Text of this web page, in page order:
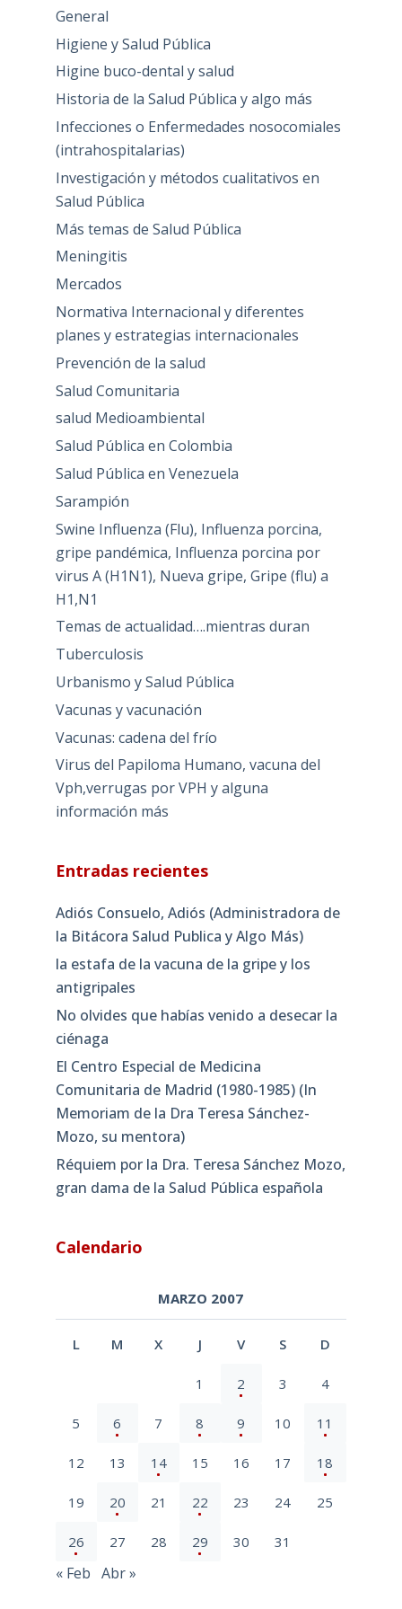
General
Higiene y Salud Pública
Higine buco-dental y salud
Historia de la Salud Pública y algo más
Infecciones o Enfermedades nosocomiales
(intrahospitalarias)
Investigación y métodos cualitativos en
Salud Pública
Más temas de Salud Pública
Meningitis
Mercados
Normativa Internacional y diferentes
planes y estrategias internacionales
Prevención de la salud
Salud Comunitaria
salud Medioambiental
Salud Pública en Colombia
Salud Pública en Venezuela
Sarampión
Swine Influenza (Flu), Influenza porcina,
gripe pandémica, Influenza porcina por
virus A (H1N1), Nueva gripe, Gripe (flu) a
H1,N1
Temas de actualidad….mientras duran
Tuberculosis
Urbanismo y Salud Pública
Vacunas y vacunación
Vacunas: cadena del frío
Virus del Papiloma Humano, vacuna del
Vph,verrugas por VPH y alguna
información más
Entradas recientes
Adiós Consuelo, Adiós (Administradora de
la Bitácora Salud Publica y Algo Más)
la estafa de la vacuna de la gripe y los
antigripales
No olvides que habías venido a desecar la
ciénaga
El Centro Especial de Medicina
Comunitaria de Madrid (1980-1985) (In
Memoriam de la Dra Teresa Sánchez-
Mozo, su mentora)
Réquiem por la Dra. Teresa Sánchez Mozo,
gran dama de la Salud Pública española
Calendario
MARZO 2007
L M X J V S D
1 2 3 4
5 6 7 8 9 10 11
12 13 14 15 16 17 18
19 20 21 22 23 24 25
26 27 28 29 30 31
« Feb Abr »